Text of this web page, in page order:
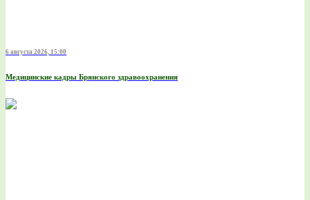
6 августа 2026, 15:00
Медицинские кадры Брянского здравоохранения